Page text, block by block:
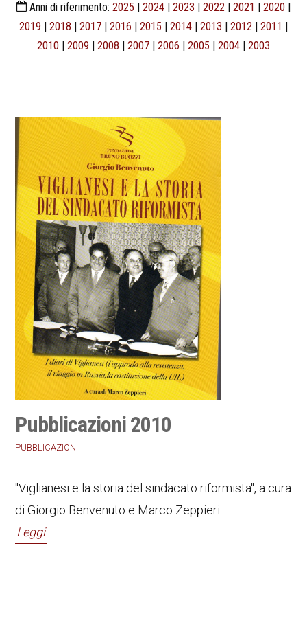
Anni di riferimento: 2025 | 2024 | 2023 | 2022 | 2021 | 2020 |
2019 | 2018 | 2017 | 2016 | 2015 | 2014 | 2013 | 2012 | 2011 |
2010 | 2009 | 2008 | 2007 | 2006 | 2005 | 2004 | 2003
Pubblicazioni 2010
PUBBLICAZIONI
"Viglianesi e la storia del sindacato riformista", a cura
di Giorgio Benvenuto e Marco Zeppieri. ...
Leggi